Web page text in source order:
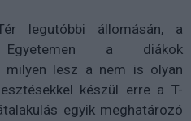
legutóbbi állomásán, a
a diákok
milyen lesz a nem is olyan
készül erre a T-
egyik meghatározó